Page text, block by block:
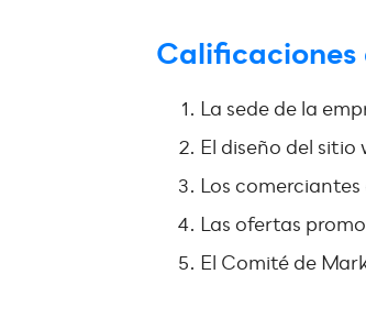
Calificaciones
La sede de la
El diseño del
Los
Las ofertas
El Comité de